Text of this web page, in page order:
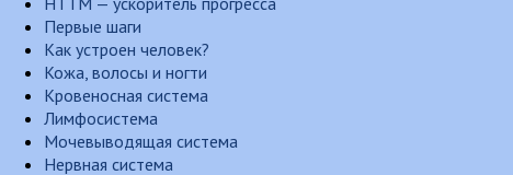
Первые шаги
Как устроен человек?
Кожа, волосы и ногти
Кровеносная система
Лимфосистема
Мочевыводящая система
Нервная система